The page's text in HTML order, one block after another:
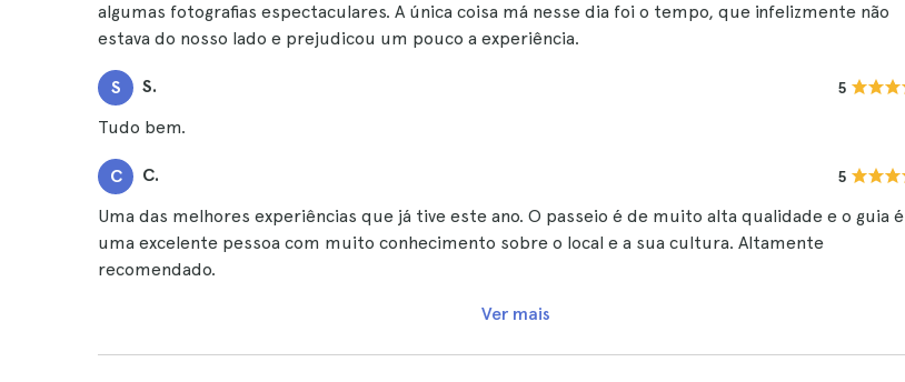
algumas fotografias espectaculares. A única coisa má nesse dia foi o tempo, que infelizmente não
estava do nosso lado e prejudicou um pouco a experiência.
S S. 5
Tudo bem.
C C. 5
Uma das melhores experiências que já tive este ano. O passeio é de muito alta qualidade e o guia é
uma excelente pessoa com muito conhecimento sobre o local e a sua cultura. Altamente
recomendado.
Ver mais